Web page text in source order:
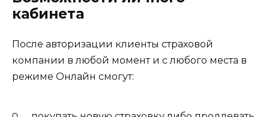
кабинета
После авторизации клиенты страховой
компании в любой момент и с любого места в
режиме Онлайн смогут: